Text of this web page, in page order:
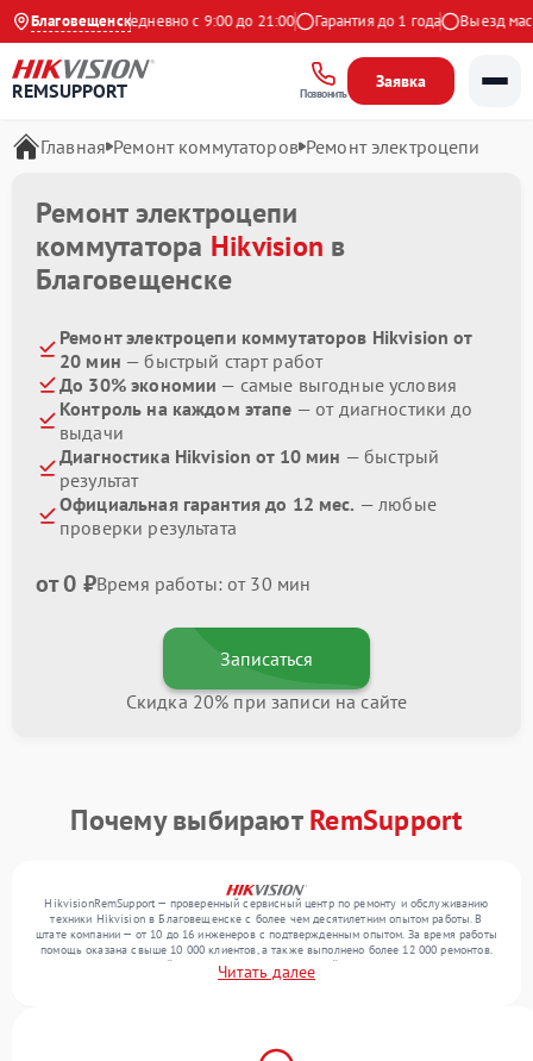
Благовещенск
на Яндекс Ежедневно с 9:00 до 21:00 Гарантия до 1 года Выезд
REMSUPPORT Позвонить
Заявка
Главная Ремонт коммутаторов Ремонт электроцепи
Ремонт электроцепи
коммутатора Hikvision в
Благовещенске
Ремонт электроцепи коммутаторов Hikvision от
20 мин — быстрый старт работ
До 30% экономии — самые выгодные условия
Контроль на каждом этапе — от диагностики до
выдачи
Диагностика Hikvision от 10 мин — быстрый
результат
Официальная гарантия до 12 мес. — любые
проверки результата
от 0 ₽Время работы: от 30 мин
Записаться
Скидка 20% при записи на сайте
Почему выбираютRemSupport
HikvisionRemSupport — проверенный сервисный центр по ремонту и обслуживанию
техники Hikvision в Благовещенске с более чем десятилетним опытом работы. В
штате компании — от 10 до 16 инженеров с подтвержденным опытом. За время работы
помощь оказана свыше 10 000 клиентов, а также выполнено более 12 000 ремонтов.
Ежемесячно в сервисный центр поступает от 300 устройств, включая , , . Мы работаем
с широким спектром неисправностей и поддерживаем высокий стандарт качества
Читать далее